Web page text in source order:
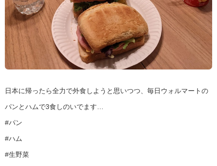
日本に帰ったら全力で外食しようと思いつつ、毎日ウォルマートの
パンとハムで3食しのいでます…
#パン
#ハム
#生野菜